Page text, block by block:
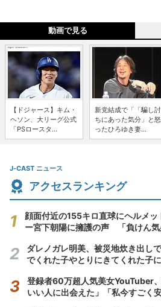
動画で見る
【ドジャース】キム・
ヘソン、大リーグ公式
「PSロースタ...
新党結成で「「騙し討
ちにあった気分」と怒
ったひろゆき妻...
J-CAST ニュース
アクセスランキング
顔面付近の155キロ直球にヘルメ
ー宮下朝陽に擁護の声 「負けん気
ダレノガレ明美、被災地炊き出し
でくれた子やとりにきてくれた子に
登録者60万超人気美女YouTuber
いい人に出会えた」「私今すごく